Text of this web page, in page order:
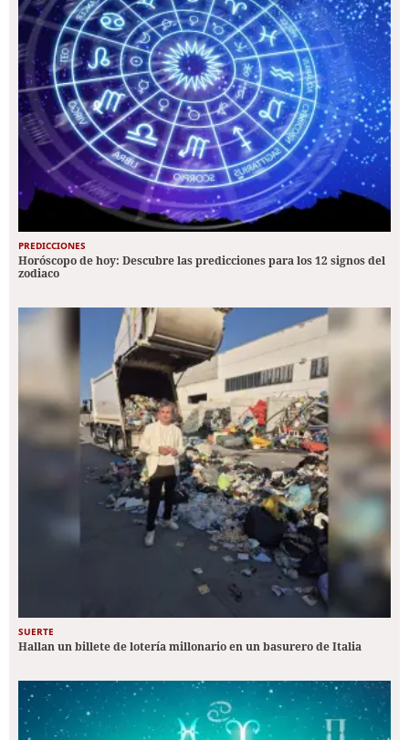
PREDICCIONES
Horóscopo de hoy: Descubre las predicciones para los 12 signos del
zodiaco
SUERTE
Hallan un billete de lotería millonario en un basurero de Italia